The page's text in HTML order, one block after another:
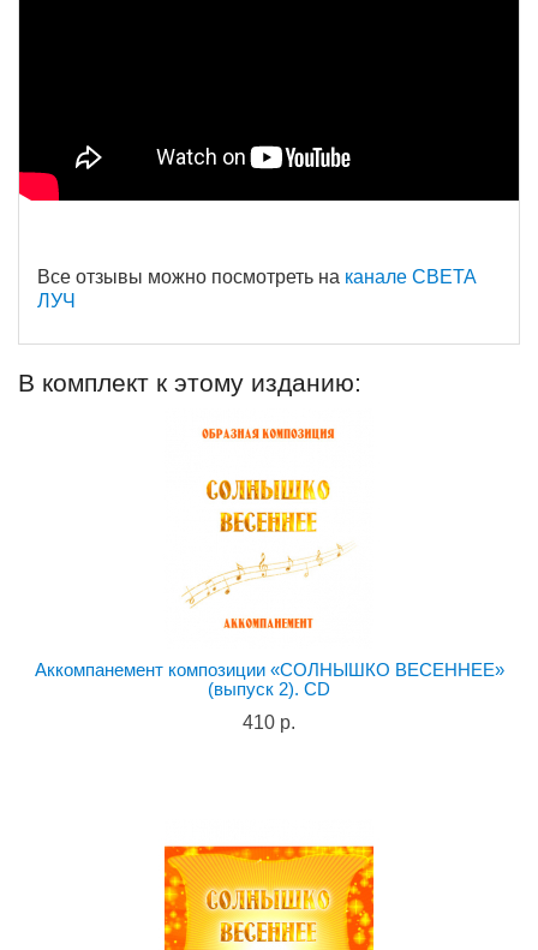
Все отзывы можно посмотреть на канале СВЕТА
ЛУЧ
В комплект к этому изданию:
Аккомпанемент композиции «СОЛНЫШКО ВЕСЕННЕЕ»
(выпуск 2). CD
410 р.